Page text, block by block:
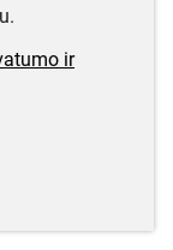
ir